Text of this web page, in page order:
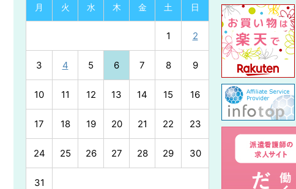
月 火 水 木 金 土 日
1 2
3 4 5 6 7 8 9
10 11 12 13 14 15 16
17 18 19 20 21 22 23
24 25 26 27 28 29 30
31